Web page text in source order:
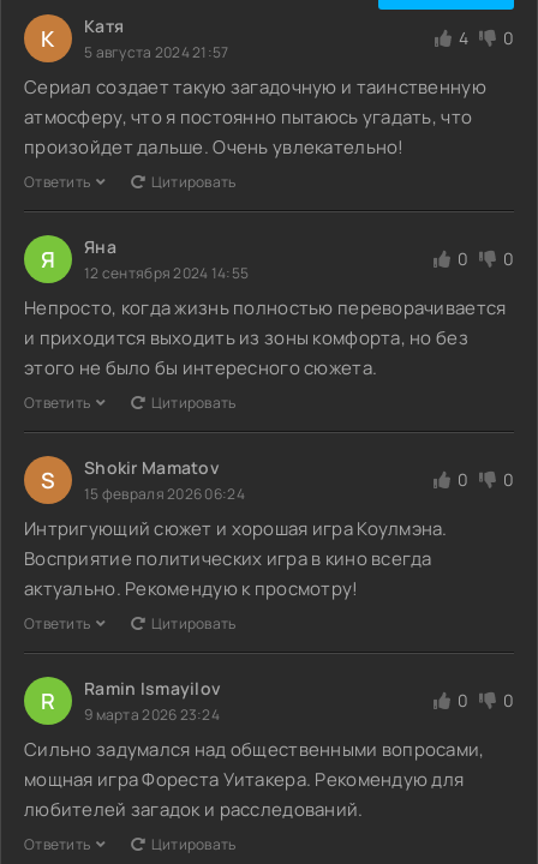
К Катя
5 августа 2024 21:57
4 0
Сериал создает такую загадочную и таинственную
атмосферу, что я постоянно пытаюсь угадать, что
произойдет дальше. Очень увлекательно!
Ответить Цитировать
Я Яна
12 сентября 2024 14:55
0 0
Непросто, когда жизнь полностью переворачивается
и приходится выходить из зоны комфорта, но без
этого не было бы интересного сюжета.
Ответить Цитировать
S Shokir Mamatov
15 февраля 2026 06:24
0 0
Интригующий сюжет и хорошая игра Коулмэна.
Восприятие политических игра в кино всегда
актуально. Рекомендую к просмотру!
Ответить Цитировать
R Ramin Ismayilov
9 марта 2026 23:24
0 0
Сильно задумался над общественными вопросами,
мощная игра Фореста Уитакера. Рекомендую для
любителей загадок и расследований.
Ответить Цитировать